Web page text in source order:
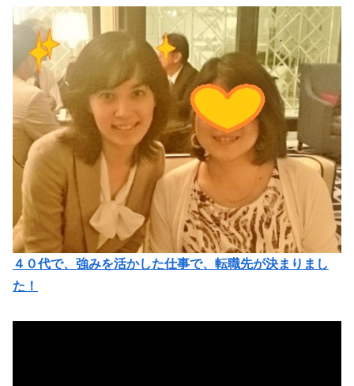
４０代で、強みを活かした仕事で、転職先が決まりまし
た！